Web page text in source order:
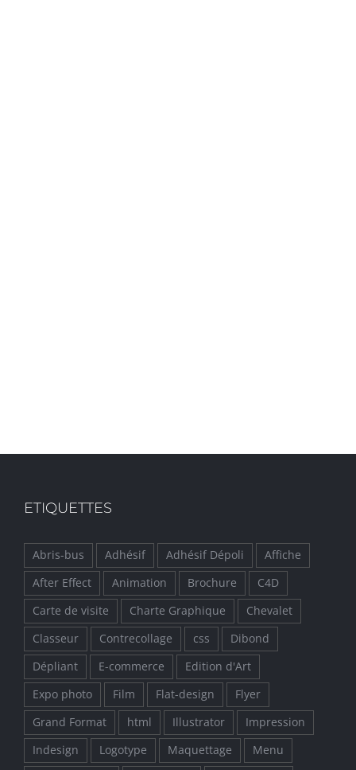
ETIQUETTES
Abris-bus Adhésif Adhésif Dépoli
Affiche
After Effect
Animation Brochure
C4D
Carte de visite
Charte Graphique
Chevalet
Classeur
Contrecollage css
Dibond
Dépliant
E-commerce
Edition d'Art
Expo photo
Film Flat-design
Flyer
Grand Format
html Illustrator
Impression
Indesign
Logotype Maquettage
Menu